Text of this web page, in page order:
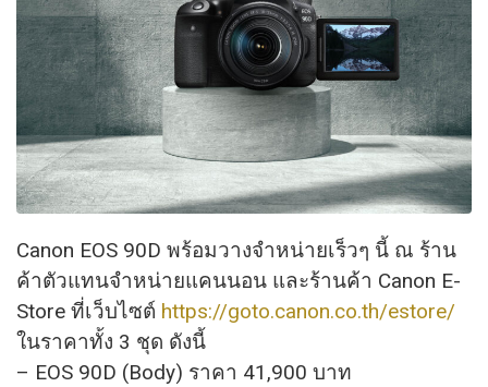
Canon EOS 90D พร้อมวางจำหน่ายเร็วๆ นี้ ณ ร้าน
ค้าตัวแทนจำหน่ายแคนนอน และร้านค้า Canon E-
Store ที่เว็บไซต์ https://goto.canon.co.th/estore/
ในราคาทั้ง 3 ชุด ดังนี้
– EOS 90D (Body) ราคา 41,900 บาท